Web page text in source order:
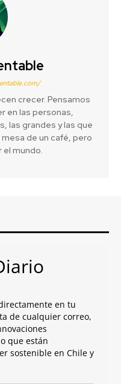
crecer. Pensamos
en las personas,
las grandes y las que
de un café, pero
el mundo.
en tu
de cualquier correo,
que están
sostenible en Chile y